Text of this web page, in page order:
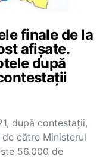
finale de la
afișate.
după
după contestații,
către Ministerul
56.000 de